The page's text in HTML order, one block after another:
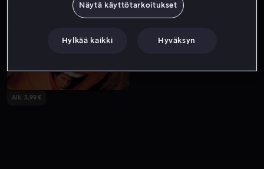
Alk. 3,99 €
Alk. 3,99 €
Näytä käyttötarkoitukset
Hylkää kaikki Hyväksyn